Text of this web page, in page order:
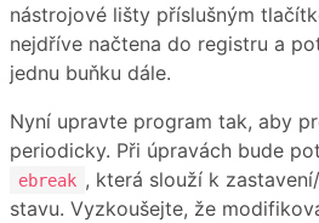
nástrojové lišty příslušným
nejdříve načtena do registru a
jednu buňku dále.
Nyní upravte program tak, aby
periodicky. Při úpravách bude
ebreak , která slouží k
stavu. Vyzkoušejte, že